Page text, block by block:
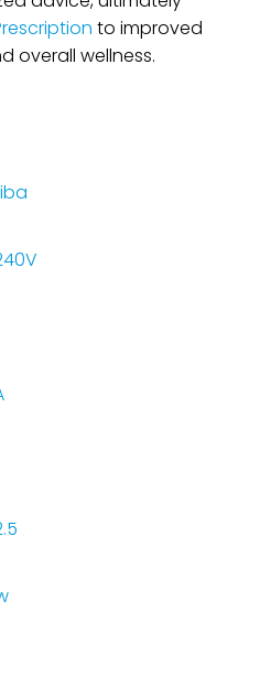
to improved
overall wellness.